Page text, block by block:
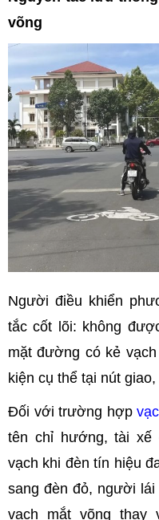
võng
Người điều khiển
tắc cốt lõi: không
mặt đường có kẻ
kiện cụ thể tại nút
Đối với trường hợp
tên chỉ hướng, tài xế
vạch khi đèn tín hiệu
sang đèn đỏ, người
vạch mắt võng thay